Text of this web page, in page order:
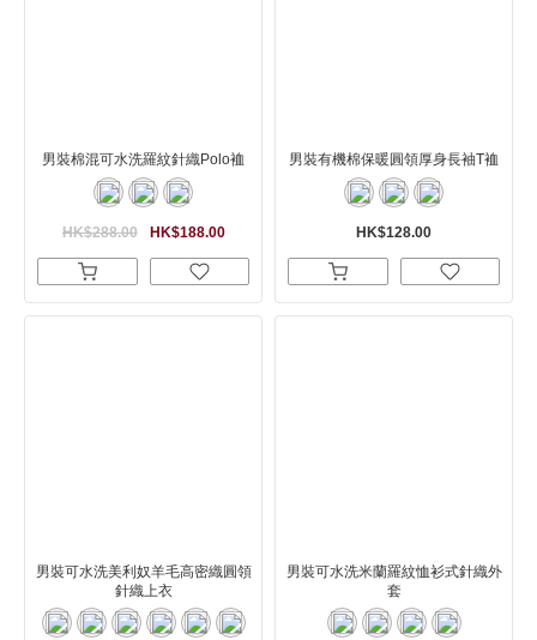
男裝棉混可水洗羅紋針織Polo裇
HK$188.00
HK$288.00
男裝有機棉保暖圓領厚身長袖T裇
HK$128.00
男裝可水洗美利奴羊毛高密織圓領
針織上衣
男裝可水洗米蘭羅紋恤衫式針織外
套